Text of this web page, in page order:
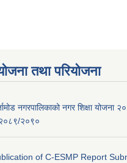
तथा परियोजना
नगरपालिकाको नगर शिक्षा योजना
२०९०
of C-ESMP Report